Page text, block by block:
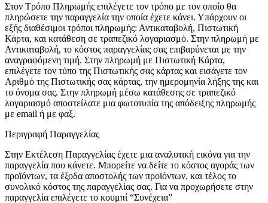
Στον Τρόπο Πληρωμής επιλέγετε τον τρόπο με τον οποίο θα
πληρώσετε την παραγγελία την οποία έχετε κάνει. Υπάρχουν οι
εξής διαθέσιμοι τρόποι πληρωμής: Αντικαταβολή, Πιστωτική
Κάρτα, και κατάθεση σε τραπεζικό λογαριασμό. Στην πληρωμή με
Αντικαταβολή, το κόστος παραγγελίας σας επιβαρύνεται με την
αναγραφόμενη τιμή. Στην πληρωμή με Πιστωτική Κάρτα,
επιλέγετε τον τύπο της Πιστωτικής σας κάρτας και εισάγετε τον
Αριθμό της Πιστωτικής σας κάρτας, την ημερομηνία λήξης της και
το όνομα σας. Στην πληρωμή μέσω κατάθεσης σε τραπεζικό
λογαριασμό αποστείλατε μια φωτοτυπία της απόδειξης πληρωμής
με email ή με φαξ.
Περιγραφή Παραγγελίας
Στην Εκτέλεση Παραγγελίας έχετε μια αναλυτική εικόνα για την
παραγγελία που κάνετε. Μπορείτε να δείτε το κόστος αγοράς των
προϊόντων, τα έξοδα αποστολής των προϊόντων, και τέλος το
συνολικό κόστος της παραγγελίας σας. Για να προχωρήσετε στην
παραγγελία επιλέγετε το κουμπί “Συνέχεια”